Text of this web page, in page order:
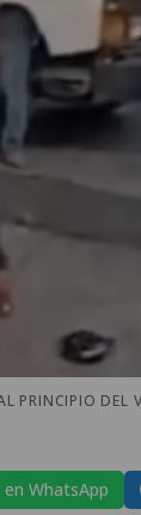
PRINCIPIO
WhatsApp